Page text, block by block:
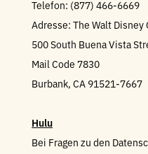
Telefon: (877) 466-6669
Adresse: The Walt Disney
500 South Buena Vista
Mail Code 7830
Burbank, CA 91521-7667
Hulu
Bei Fragen zu den